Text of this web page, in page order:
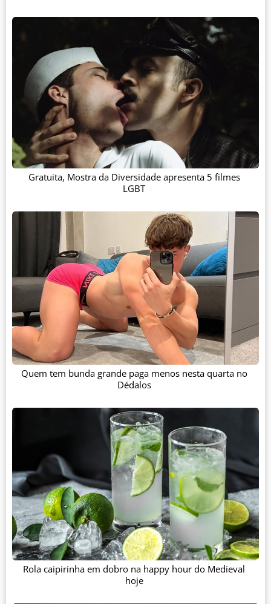
Gratuita, Mostra da Diversidade apresenta 5 filmes
LGBT
Quem tem bunda grande paga menos nesta quarta no
Dédalos
Rola caipirinha em dobro na happy hour do Medieval
hoje